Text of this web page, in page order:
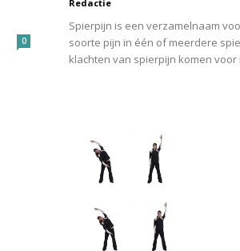
0
Redactie
Spierpijn is een verzamelnaam
soorte pijn in één of meerdere
klachten van spierpijn komen voor